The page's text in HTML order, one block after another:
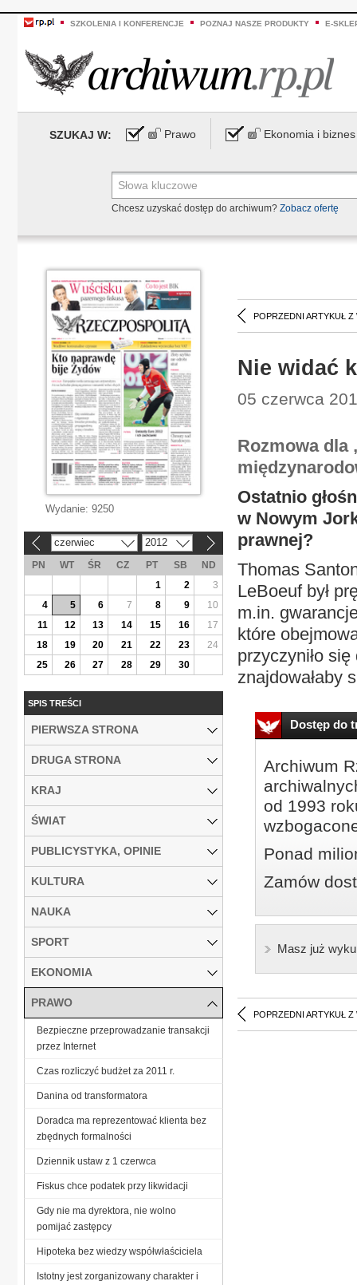
SZKOLENIA I KONFERENCJE POZNAJ NASZE PRODUKTY E-
SZUKAJ W: Prawo Ekonomia i biznes
Chcesz uzyskać dostęp do archiwum? Zobacz ofertę
POPRZEDNI ARTYKUŁ Z
Nie widać
05 czerwca
Rozmowa dla
Ostatnio
w Nowym
prawnej?
Thomas
LeBoeuf był
m.in.
które
przyczyniło
znajdowałaby
Dostęp do
Archiwum
od 1993
Ponad
Zamów
Masz już
POPRZEDNI ARTYKUŁ Z
Wydanie: 9250
czerwiec 2012
PN WT ŚR CZ PT SB
ND
1
2
3
4
5 6 7 8 9
10
11
12 13 14 15 16
17
18
19 20 21 22 23
24
25
26 27 28 29 30
SPIS TREŚCI
PIERWSZA STRONA
DRUGA STRONA
KRAJ
ŚWIAT
PUBLICYSTYKA, OPINIE
KULTURA
NAUKA
SPORT
EKONOMIA
PRAWO
Bezpieczne przeprowadzanie transakcji
przez Internet
Czas rozliczyć budżet za 2011 r.
Danina od transformatora
Doradca ma reprezentować klienta bez
zbędnych formalności
Dziennik ustaw z 1 czerwca
Fiskus chce podatek przy likwidacji
Gdy nie ma dyrektora, nie wolno
pomijać zastępcy
Hipoteka bez wiedzy współwłaściciela
Istotny jest zorganizowany charakter i